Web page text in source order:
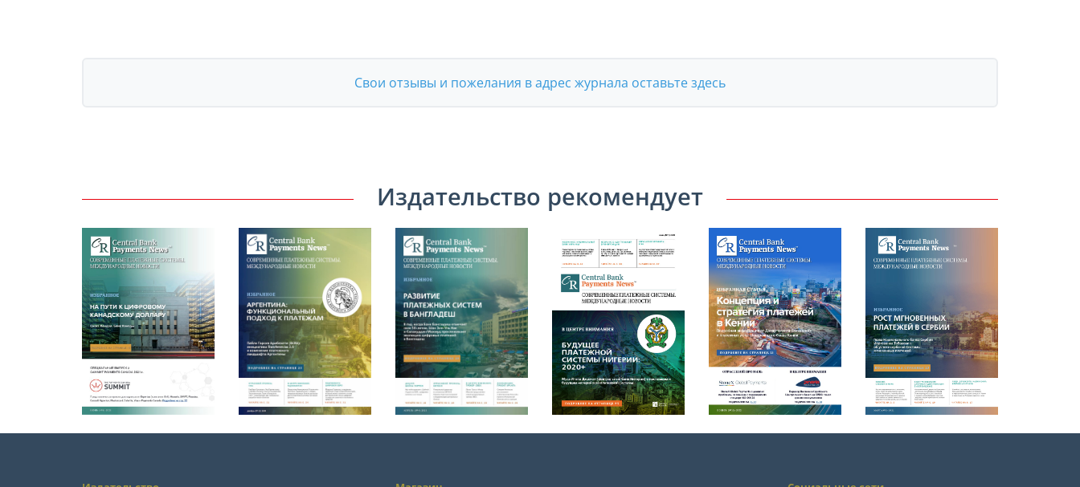
Свои отзывы и пожелания в адрес журнала оставьте здесь
Издательство рекомендует